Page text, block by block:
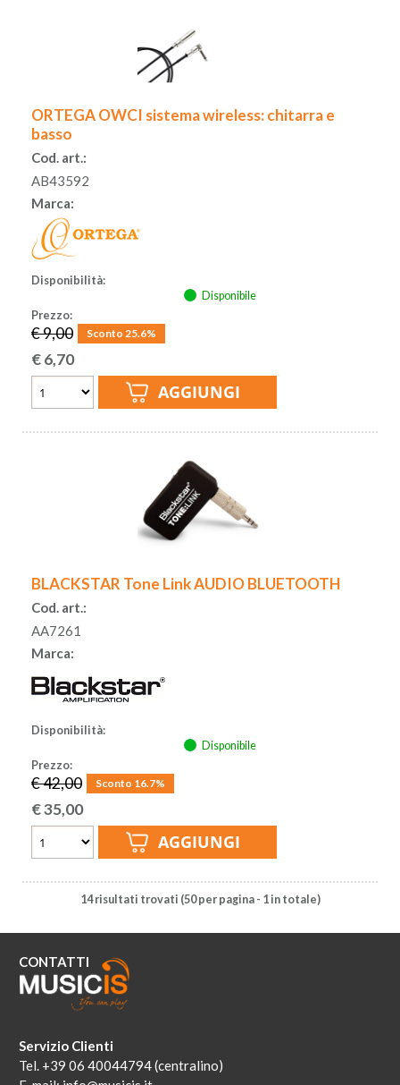
ORTEGA OWCI sistema wireless: chitarra e
basso
Cod. art.:
AB43592
Marca:
Disponibilità:
Disponibile
Prezzo:
€ 9,00 Sconto 25.6%
€6,70
BLACKSTAR Tone Link AUDIO BLUETOOTH
Cod. art.:
AA7261
Marca:
Disponibilità:
Disponibile
Prezzo:
€ 42,00 Sconto 16.7%
€35,00
14 risultati trovati (50 per pagina - 1 in totale)
CONTATTI
Servizio Clienti
Tel. +39 06 40044794 (centralino)